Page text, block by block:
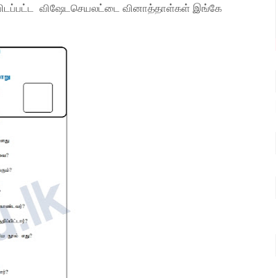
விஷேடசெயலட்டை வினாத்தாள்கள் இங்கே